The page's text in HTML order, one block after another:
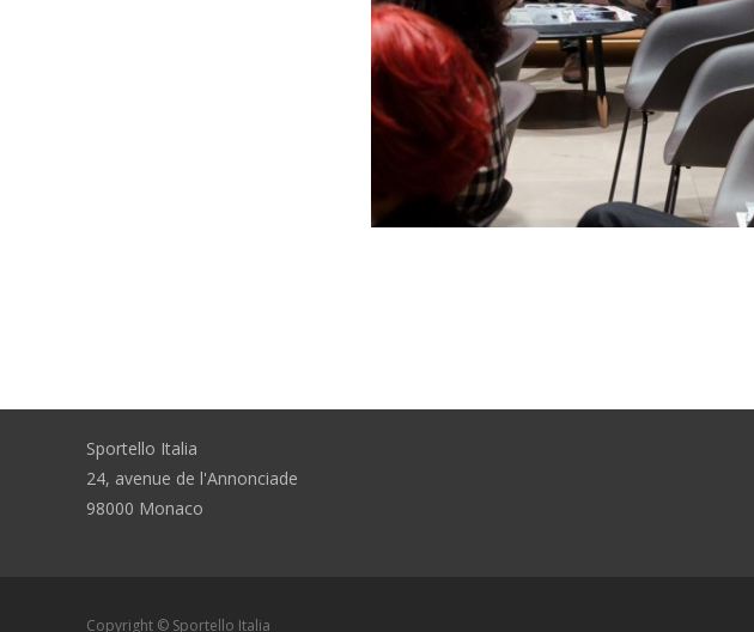
Sportello Italia
24, avenue de l'Annonciade
98000 Monaco
Copyright © Sportello Italia